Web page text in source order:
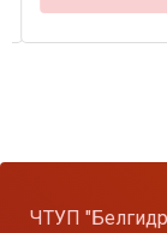
ЧТУП